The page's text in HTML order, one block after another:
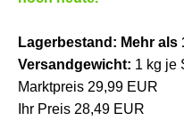
Lagerbestand: Mehr als
Versandgewicht: 1 kg je
Marktpreis 29,99 EUR
Ihr Preis 28,49 EUR